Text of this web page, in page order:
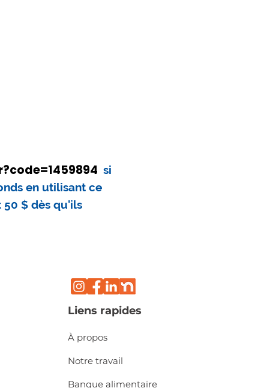
si
en utilisant ce
$ dès qu'ils
Liens rapides
À propos
Notre travail
Banque alimentaire